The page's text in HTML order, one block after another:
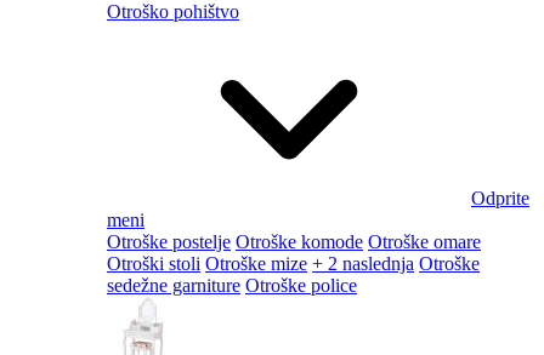
Otroško pohištvo
Odprite
meni
Otroške postelje Otroške komode Otroške omare
Otroški stoli Otroške mize + 2 naslednja Otroške
sedežne garniture Otroške police